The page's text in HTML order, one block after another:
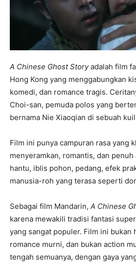
A Chinese Ghost Storyadalah film
Hong Kong yang menggabungkan
komedi, dan romance tragis.
Choi-san, pemuda polos yang
bernama Nie Xiaoqian di sebuah
Film ini punya campuran rasa yang
menyeramkan, romantis, dan penuh
hantu, iblis pohon, pedang, efek
manusia-roh yang terasa seperti
Sebagai film Mandarin, A Chinese
karena mewakili tradisi fantasi
yang sangat populer. Film ini bukan
romance murni, dan bukan action
tengah semuanya, dengan gaya